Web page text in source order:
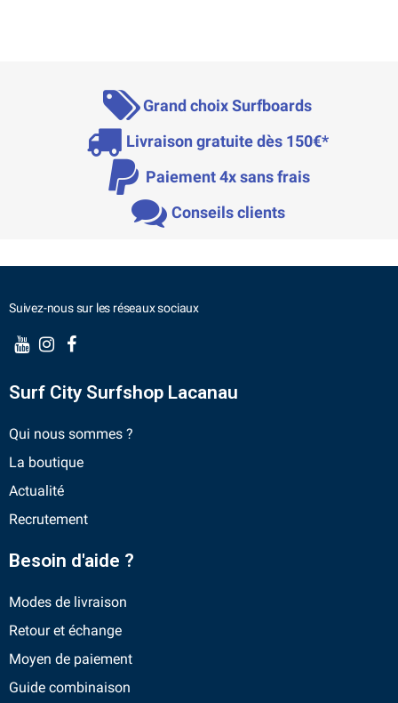
Grand choix Surfboards
Livraison gratuite dès 150€*
Paiement 4x sans frais
Conseils clients
Suivez-nous sur les réseaux sociaux
Surf City Surfshop Lacanau
Qui nous sommes ?
La boutique
Actualité
Recrutement
Besoin d'aide ?
Modes de livraison
Retour et échange
Moyen de paiement
Guide combinaison